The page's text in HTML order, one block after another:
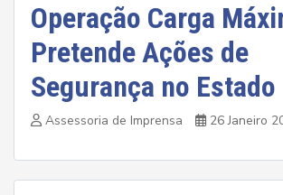
Operação Carga
Pretende Ações de
Segurança no Estado
Assessoria de Imprensa 26 Janeiro